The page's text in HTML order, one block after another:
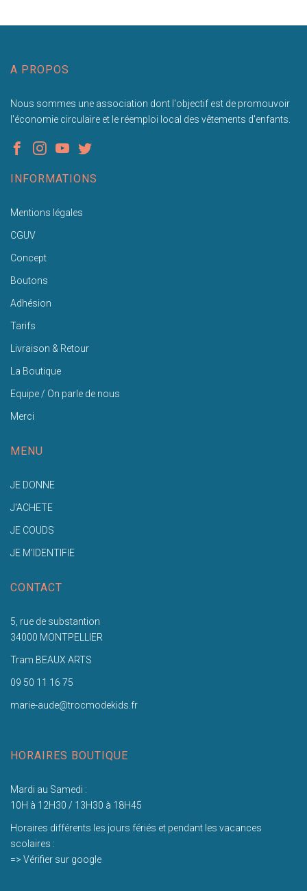
A PROPOS
Nous sommes une association dont l'objectif est de promouvoir
l'économie circulaire et le réemploi local des vêtements d'enfants.
INFORMATIONS
Mentions légales
CGUV
Concept
Boutons
Adhésion
Tarifs
Livraison & Retour
La Boutique
Equipe / On parle de nous
Merci
MENU
JE DONNE
J'ACHETE
JE COUDS
JE M'IDENTIFIE
CONTACT
5, rue de substantion
34000 MONTPELLIER
Tram BEAUX ARTS
09 50 11 16 75
marie-aude@trocmodekids.fr
HORAIRES BOUTIQUE
Mardi au Samedi :
10H à 12H30 / 13H30 à 18H45
Horaires différents les jours fériés et pendant les vacances
scolaires :
=> Vérifier sur google